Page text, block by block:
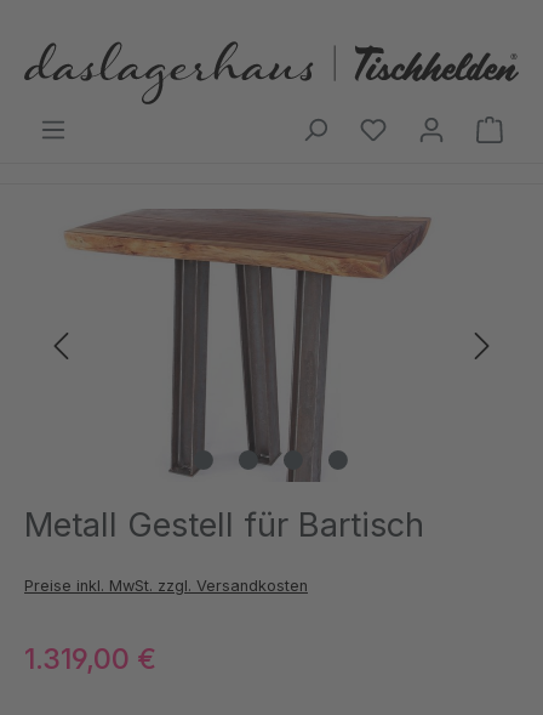
Bildergalerie überspringen
Metall Gestell für Bartisch
Preise inkl. MwSt. zzgl. Versandkosten
1.319,00 €